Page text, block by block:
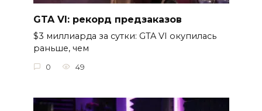
GTA VI: рекорд предзаказов
$3 миллиарда за сутки: GTA VI окупилась
раньше, чем
0 49